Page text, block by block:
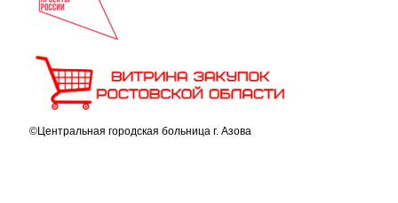
©Центральная городская больница г. Азова